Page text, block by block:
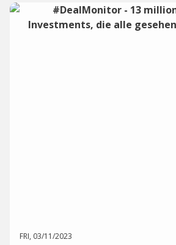
FRI, 03/11/2023